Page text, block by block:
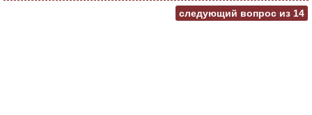
следующий вопрос из 14